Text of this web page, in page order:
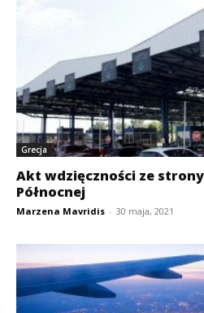
Grecja
Akt wdzięczności ze
Północnej
Marzena Mavridis - 30 maja, 2021